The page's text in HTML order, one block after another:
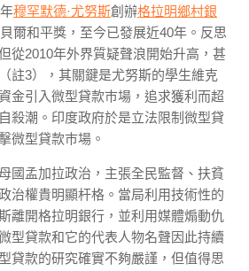
穆罕默德·尤努斯創辦格拉明鄉村銀
爾和平獎，至今已發展近40年。反思
從2010年外界質疑聲浪開始升高，甚
註3），其關鍵是尤努斯的學生維克
金引入微型貸款巿場，追求獲利而超
殺潮。印度政府於是立法限制微型貸
微型貸款巿場。
國孟加拉政治，主張全民監督、扶貧
治權貴明顯杆格。當局利用技術性的
離開格拉明銀行，並利用媒體煽動仇
型貸款和它的代表人物名聲因此持續
貸款的研究確實不夠嚴謹，但值得思